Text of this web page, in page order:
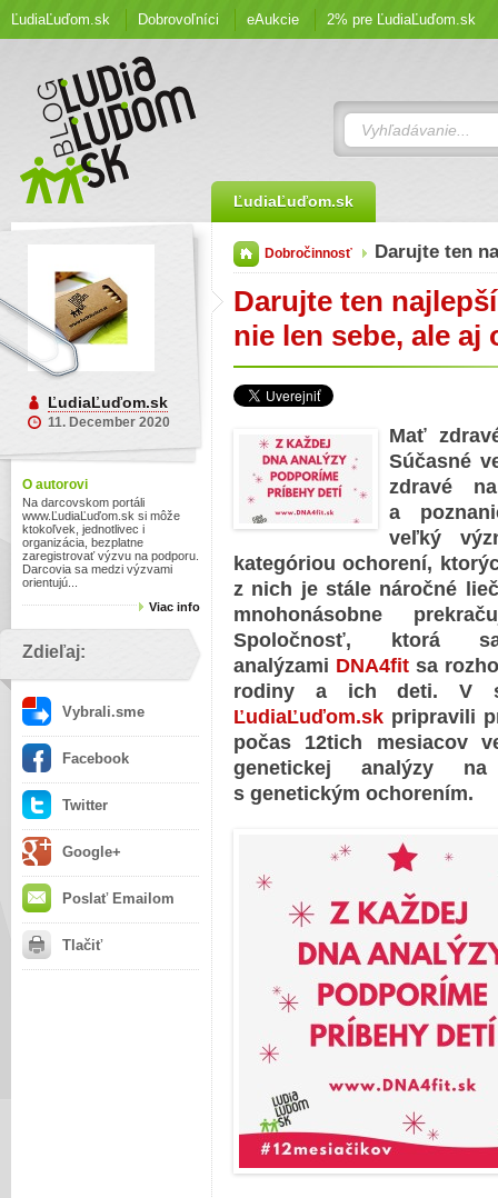
ĽudiaĽuďom.sk Dobrovoľníci eAukcie 2% pre ĽudiaĽuďom.sk
ĽudiaĽuďom.sk
ĽudiaĽuďom.sk
11. December 2020
O autorovi
Na darcovskom portáli
www.ĽudiaĽuďom.sk si môže
ktokoľvek, jednotlivec i
organizácia, bezplatne
zaregistrovať výzvu na podporu.
Darcovia sa medzi výzvami
orientujú...
Viac info
Zdieľaj:
Vybrali.sme
Facebook
Twitter
Google+
Poslať Emailom
Tlačiť
Dobročinnosť Darujte ten
Darujte ten
nie len sebe, ale aj
Mať
Súčasné
zdravé
a
veľký
kategóriou ochorení,
z nich je stále náročné
mnohonásobne
Spoločnosť, ktorá
analýzami DNA4fit sa
rodiny a ich deti. V
ĽudiaĽuďom.sk pripravili
počas 12tich mesiacov
genetickej analýzy
s genetickým ochorením.